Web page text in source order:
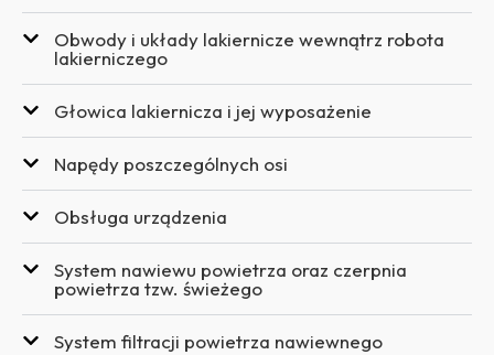
Obwody i układy lakiernicze wewnątrz robota
lakierniczego
Głowica lakiernicza i jej wyposażenie
Napędy poszczególnych osi
Obsługa urządzenia
System nawiewu powietrza oraz czerpnia
powietrza tzw. świeżego
System filtracji powietrza nawiewnego